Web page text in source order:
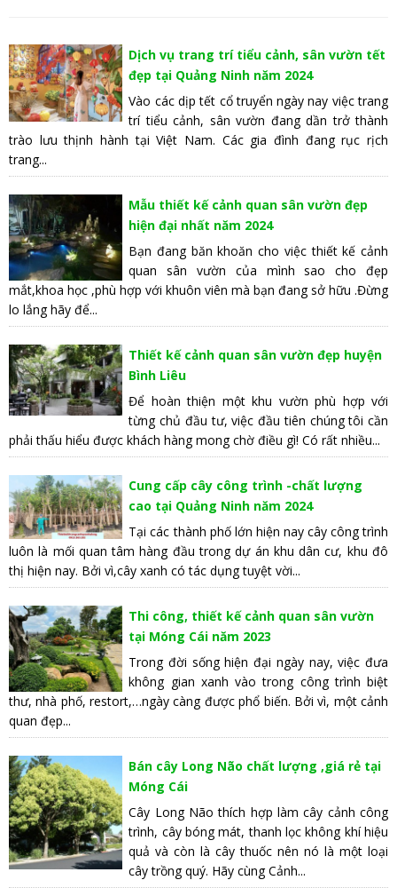
Dịch vụ trang trí tiểu cảnh, sân vườn tết
đẹp tại Quảng Ninh năm 2024
Vào các dịp tết cổ truyển ngày nay việc trang
trí tiểu cảnh, sân vườn đang dần trở thành
trào lưu thịnh hành tại Việt Nam. Các gia đình đang rục rịch
trang...
Mẫu thiết kế cảnh quan sân vườn đẹp
hiện đại nhất năm 2024
Bạn đang băn khoăn cho việc thiết kế cảnh
quan sân vườn của mình sao cho đẹp
mắt,khoa học ,phù hợp với khuôn viên mà bạn đang sở hữu .Đừng
lo lắng hãy để...
Thiết kế cảnh quan sân vườn đẹp huyện
Bình Liêu
Để hoàn thiện một khu vườn phù hợp với
từng chủ đầu tư, việc đầu tiên chúng tôi cần
phải thấu hiểu được khách hàng mong chờ điều gì! Có rất nhiều...
Cung cấp cây công trình -chất lượng
cao tại Quảng Ninh năm 2024
Tại các thành phố lớn hiện nay cây công trình
luôn là mối quan tâm hàng đầu trong dự án khu dân cư, khu đô
thị hiện nay. Bởi vì,cây xanh có tác dụng tuyệt vời...
Thi công, thiết kế cảnh quan sân vườn
tại Móng Cái năm 2023
Trong đời sống hiện đại ngày nay, việc đưa
không gian xanh vào trong công trình biệt
thư, nhà phố, restort,…ngày càng được phổ biến. Bởi vì, một cảnh
quan đẹp...
Bán cây Long Não chất lượng ,giá rẻ tại
Móng Cái
Cây Long Não thích hợp làm cây cảnh công
trình, cây bóng mát, thanh lọc không khí hiệu
quả và còn là cây thuốc nên nó là một loại
cây trồng quý. Hãy cùng Cảnh...